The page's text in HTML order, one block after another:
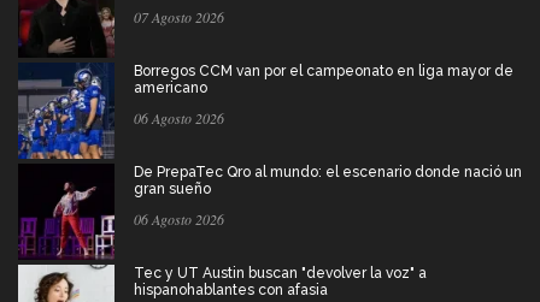
07 Agosto 2026
Borregos CCM van por el campeonato en liga mayor de
americano
06 Agosto 2026
De PrepaTec Qro al mundo: el escenario donde nació un
gran sueño
06 Agosto 2026
Tec y UT Austin buscan "devolver la voz" a
hispanohablantes con afasia